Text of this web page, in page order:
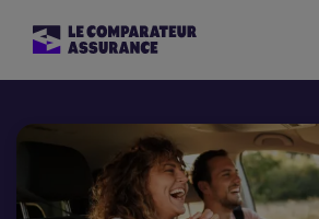
Mutuelle Santé